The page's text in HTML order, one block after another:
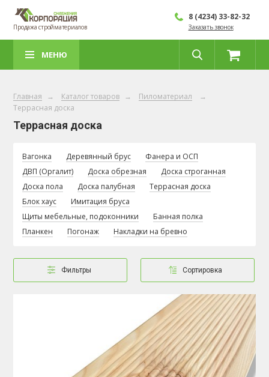
Продажа стройматериалов
8 (4234) 33-82-32
Заказать звонок
МЕНЮ
Главная → Каталог товаров → Пиломатериал
→
Террасная доска
Террасная доска
Вагонка Деревянный брус
Фанера и ОСП
ДВП (Оргалит)
Доска обрезная
Доска строганная
Доска пола
Доска палубная
Террасная доска
Блок хаус
Имитация бруса
Щиты мебельные, подоконники
Банная полка
Планкен
Погонаж Накладки на бревно
Фильтры Сортировка